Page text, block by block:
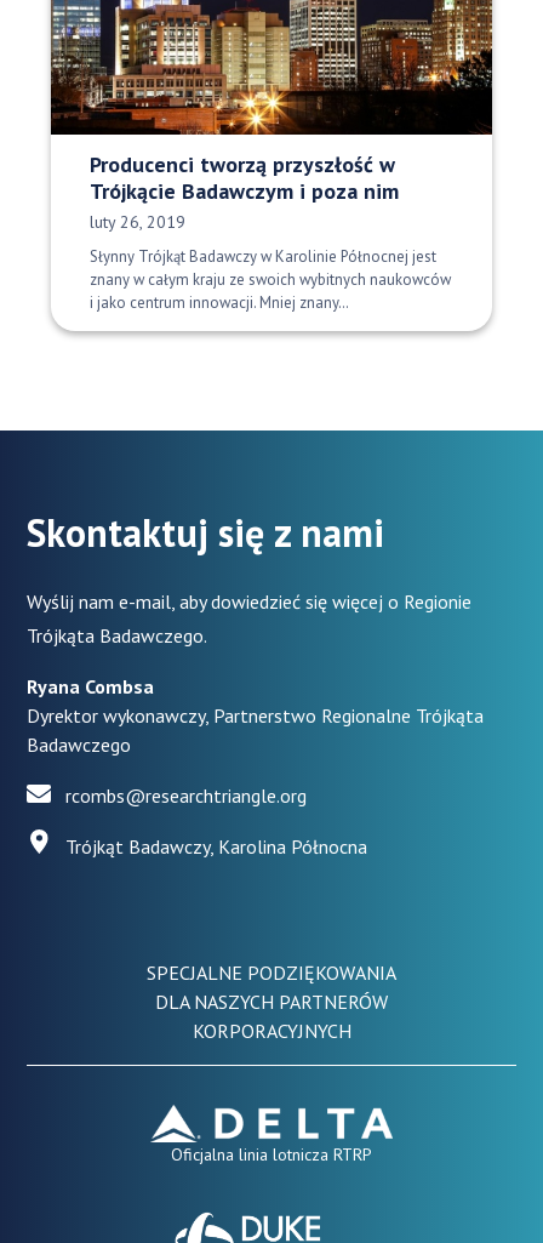
Producenci tworzą przyszłość w
Trójkącie Badawczym i poza nim
Data opublikowania:
luty 26, 2019
Słynny Trójkąt Badawczy w Karolinie Północnej jest
znany w całym kraju ze swoich wybitnych naukowców
i jako centrum innowacji. Mniej znany…
Skontaktuj się z nami
Wyślij nam e-mail, aby dowiedzieć się więcej o Regionie
Trójkąta Badawczego.
Ryana Combsa
Dyrektor wykonawczy, Partnerstwo Regionalne Trójkąta
Badawczego
rcombs@researchtriangle.org
Trójkąt Badawczy, Karolina Północna
SPECJALNE PODZIĘKOWANIA
DLA NASZYCH PARTNERÓW
KORPORACYJNYCH
Oficjalna linia lotnicza RTRP